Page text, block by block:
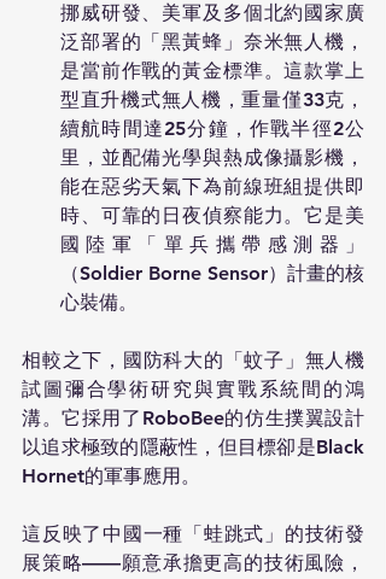
挪威研發、美軍及多個北約國家廣
泛部署的「黑黃蜂」奈米無人機，
是當前作戰的黃金標準。這款掌上
型直升機式無人機，重量僅33克，
續航時間達25分鐘，作戰半徑2公
里，並配備光學與熱成像攝影機，
能在惡劣天氣下為前線班組提供即
時、可靠的日夜偵察能力。它是美
國陸軍「單兵攜帶感測器」
（Soldier Borne Sensor）計畫的核
心裝備。
相較之下，國防科大的「蚊子」無人機
試圖彌合學術研究與實戰系統間的鴻
溝。它採用了RoboBee的仿生撲翼設計
以追求極致的隱蔽性，但目標卻是Black
Hornet的軍事應用。
這反映了中國一種「蛙跳式」的技術發
展策略——願意承擔更高的技術風險，